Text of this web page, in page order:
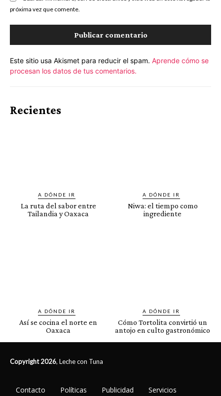
próxima vez que comente.
Este sitio usa Akismet para reducir el spam. Aprende cómo se
procesan los datos de tus comentarios.
Recientes
A DÓNDE IR
La ruta del sabor entre
Tailandia y Oaxaca
A DÓNDE IR
Niwa: el tiempo como
ingrediente
A DÓNDE IR
Así se cocina el norte en
Oaxaca
A DÓNDE IR
Cómo Tortolita convirtió un
antojo en culto gastronómico
Copyright 2026, Leche con Tuna
Contacto Políticas Publicidad Servicios